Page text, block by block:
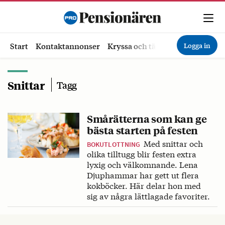
Start Kontaktannonser Kryssa och tävla Ekonomi
Logga in
Snittar Tagg
Smårätterna som kan ge
bästa starten på festen
BOKUTLOTTNING Med snittar och
olika tilltugg blir festen extra
lyxig och välkomnande. Lena
Djuphammar har gett ut flera
kokböcker. Här delar hon med
sig av några lättlagade favoriter.